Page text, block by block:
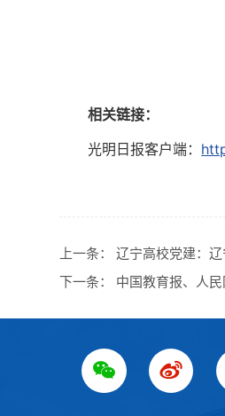
相关链接：
光明日报客户端：
上一条：辽宁高校党建：
下一条： 中国教育报、人